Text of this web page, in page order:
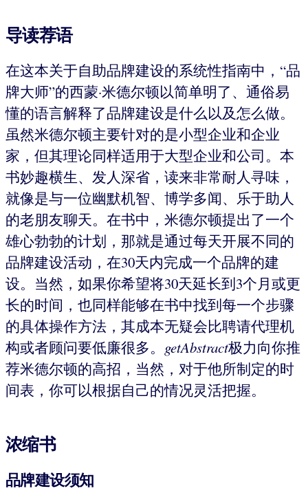
导读荐语
在这本关于自助品牌建设的系统性指南中，“品
牌大师”的西蒙·米德尔顿以简单明了、通俗易
懂的语言解释了品牌建设是什么以及怎么做。
虽然米德尔顿主要针对的是小型企业和企业
家，但其理论同样适用于大型企业和公司。本
书妙趣横生、发人深省，读来非常耐人寻味，
就像是与一位幽默机智、博学多闻、乐于助人
的老朋友聊天。在书中，米德尔顿提出了一个
雄心勃勃的计划，那就是通过每天开展不同的
品牌建设活动，在30天内完成一个品牌的建
设。当然，如果你希望将30天延长到3个月或更
长的时间，也同样能够在书中找到每一个步骤
的具体操作方法，其成本无疑会比聘请代理机
构或者顾问要低廉很多。 getAbstract极力向你推
荐米德尔顿的高招，当然，对于他所制定的时
间表，你可以根据自己的情况灵活把握。
浓缩书
品牌建设须知